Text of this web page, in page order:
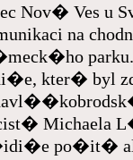
Nov� Ves u
na
kter� byl
Michaela
po�it�